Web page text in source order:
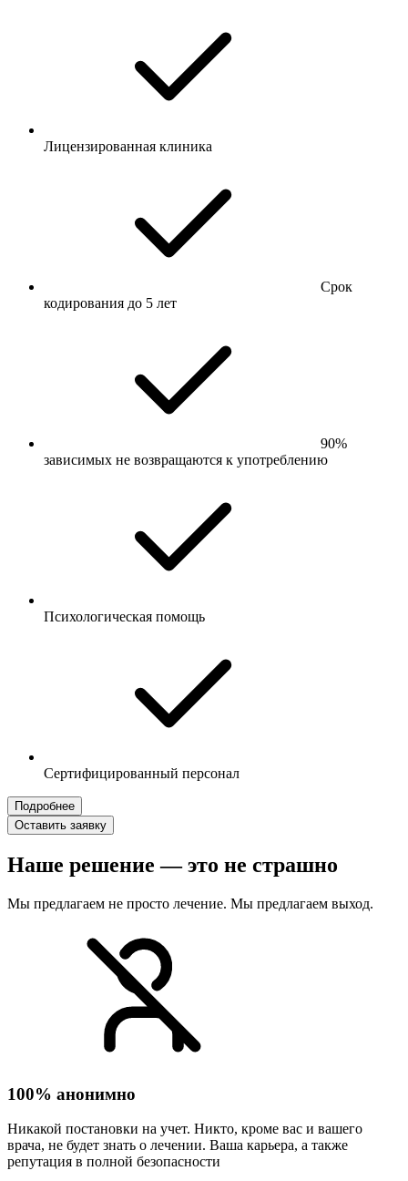
Лицензированная клиника
Срок
кодирования до 5 лет
90%
зависимых не возвращаются к употреблению
Психологическая помощь
Сертифицированный персонал
Подробнее
Оставить заявку
Наше решение — это не страшно
Мы предлагаем не просто лечение. Мы предлагаем выход.
100% анонимно
Никакой постановки на учет. Никто, кроме вас и вашего
врача, не будет знать о лечении. Ваша карьера, а также
репутация в полной безопасности